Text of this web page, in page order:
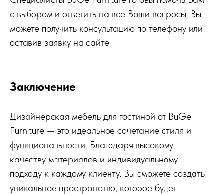
с выбором и ответить на все Ваши вопросы. Вы
можете получить консультацию по телефону или
оставив заявку на сайте.
Заключение
Дизайнерская мебель для гостиной от BuGe
Furniture — это идеальное сочетание стиля и
функциональности. Благодаря высокому
качеству материалов и индивидуальному
подходу к каждому клиенту, Вы сможете создать
уникальное пространство, которое будет